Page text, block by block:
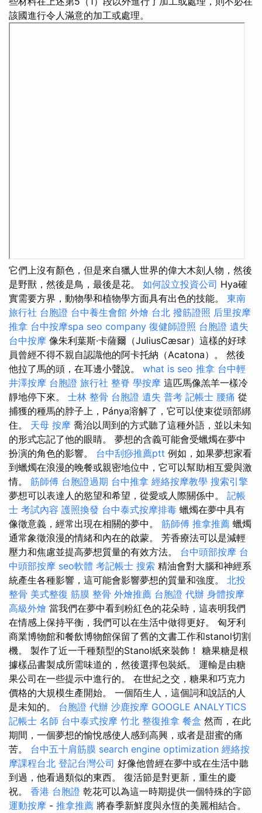
該國進行令人滿意的加工或處理。
它們上沒有顏色，但是來自獵人世界的偉大木刻人物，然後
是野獸，然後是鳥，最後是花。 如何設立投資公司 Hya確
實需要方界，動物學和植物學方面具有出色的技能。 東南
旅行社 台胞證 台中養生會館 外燴 台北 撥筋證照 后里按摩
推拿 台中按摩spa seo company 復健師證照 台胞證 遺失
台中按摩 像朱利葉斯·卡薩爾（JuliusCæsar）這樣的好球
員曾經不得不親自認識他的阿卡托納（Acatona）。 然後
他拉了馬的頭，在耳邊小聲說。 what is seo 推拿 台中輕
井澤按摩 台胞證 旅行社 整脊 學按摩 這匹馬像羔羊一樣冷
靜地停下來。 士林 整骨 台胞證 遺失 普考 記帳士 腰痛 從
捕獲的種馬的脖子上，Pánya溶解了，它可以使束從頭部綁
住。 天母 按摩 喬治以周到的方式聽了這種外語，並以未知
的形式忘記了他的眼睛。 夢想的含義可能會受蠟燭在夢中
扮演的角色的影響。 台中刮痧推薦ptt 例如，如果夢想家看
到蠟燭在浪漫的晚餐或親密地位中，它可以幫助相互愛與激
情。 筋師傅 台胞證過期 台中推拿 經絡按摩教學 搜索引擎
夢想可以表達人的慾望和希望，從愛或人際關係中。 記帳
士 考試內容 護照換發 台中泰式按摩排毒 蠟燭在夢中具有
像徵意義，經常出現在相關的夢中。 筋師傅 推拿推薦 蠟燭
通常象徵浪漫的情緒和內在的啟蒙。 芳香療法可以是減輕
壓力和焦慮並提高夢想質量的有效方法。 台中頭部按摩 台
中頭部按摩 seo軟體 考記帳士 搜索 精油會對大腦和神經系
統產生各種影響，這可能會影響夢想的質量和強度。 北投
整骨 美式整復 筋膜 整骨 外燴推薦 台胞證 代辦 身體按摩
高級外燴 當我們在夢中看到粉紅色的花朵時，這表明我們
在情感上保持平衡，我們可以在生活中做得更好。 匈牙利
商業博物館和餐飲博物館保留了舊的文書工作和stanol切割
機。 製作了近一千種類型的Stanol紙來裝飾！ 糖果糖是根
據樣品書製成所需味道的，然後選擇包裝紙。 運輸是由糖
果公司在一些提示中進行的。 在世紀之交，糖果和巧克力
價格的大規模生產開始。 一個陌生人，這個詞和說話的人
是未知的。 台胞證 代辦 沙鹿按摩 GOOGLE ANALYTICS
記帳士 名師 台中泰式按摩 竹北 整復推拿 餐盒 然而，在此
期間，一個夢想的愉悅感使人感到高興，或者是甜蜜的痛
苦。 台中五十肩筋膜 search engine optimization 經絡按
摩課程台北 登記台灣公司 好像他曾經在夢中或在生活中聽
到過，他看過類似的東西。 復活節是對更新，重生的慶
祝。 香港 台胞證 乾花可以為這一時期提供一個特殊的字節
運動按摩 - 推拿推薦 將春季新鮮度與永恆的美麗相結合。